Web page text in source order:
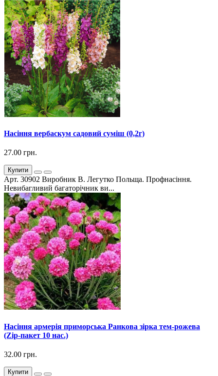
Насіння вербаскум садовий суміш (0,2г)
27.00 грн.
Купити
Арт. 30902 Виробник В. Легутко Польща. Профнасіння.
Невибагливий багаторічник ви...
Насіння армерія приморська Ранкова зірка тем-рожева
(Zip-пакет 10 нас.)
32.00 грн.
Купити